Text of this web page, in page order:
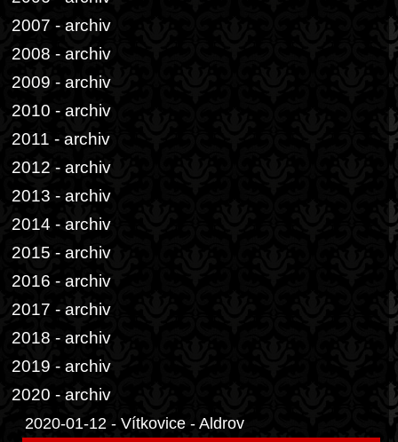
2007 - archiv
2008 - archiv
2009 - archiv
2010 - archiv
2011 - archiv
2012 - archiv
2013 - archiv
2014 - archiv
2015 - archiv
2016 - archiv
2017 - archiv
2018 - archiv
2019 - archiv
2020 - archiv
2020-01-12 - Vítkovice - Aldrov